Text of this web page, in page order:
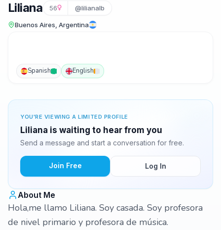
Liliana 56 @lilianalb
Buenos Aires, Argentina
Spanish English
YOU'RE VIEWING A LIMITED PROFILE
Liliana is waiting to hear from you
Send a message and start a conversation for free.
Join Free Log In
About Me
Hola,me llamo Liliana. Soy casada. Soy profesora
de nivel primario y profesora de música.